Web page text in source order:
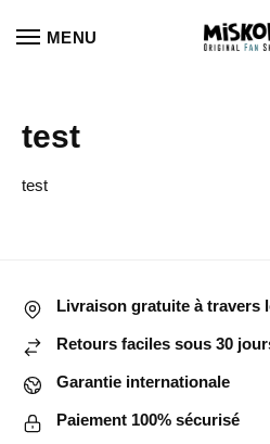
MENU
test
test
Livraison gratuite à travers
Retours faciles sous 30
Garantie internationale
Paiement 100% sécurisé